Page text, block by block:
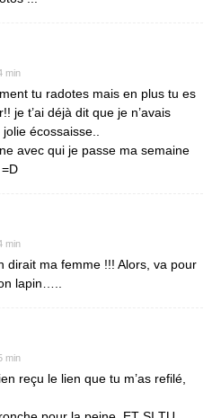
min
tu radotes mais en plus tu es
je t’ai déjà dit que je n’avais
écossaisse..
avec qui je passe ma semaine
min
dirait ma femme !!! Alors, va pour
lapin…..
min
reçu le lien que tu m’as refilé,